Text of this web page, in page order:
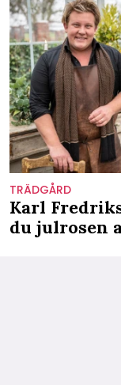
TRÄDGÅRD
Karl
du julrosen